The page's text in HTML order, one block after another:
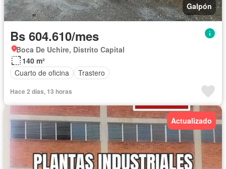
Galpón
Bs 604.610/mes
Boca De Uchire, Distrito Capital
140 m²
Cuarto de oficina
Trastero
Hace 2 días, 13 horas
Actualizado